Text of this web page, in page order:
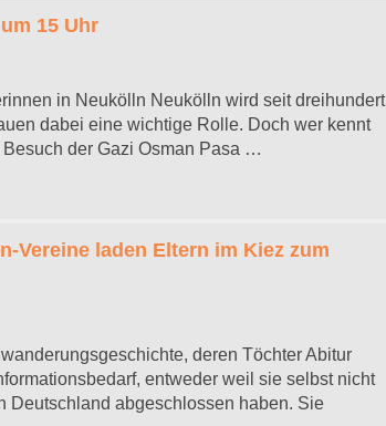
15 Uhr
in Neukölln Neukölln wird seit dreihundert
dabei eine wichtige Rolle. Doch wer kennt
der Gazi Osman Pasa …
Vereine laden Eltern im Kiez zum
deren Töchter Abitur
entweder weil sie selbst nicht
Deutschland abgeschlossen haben. Sie